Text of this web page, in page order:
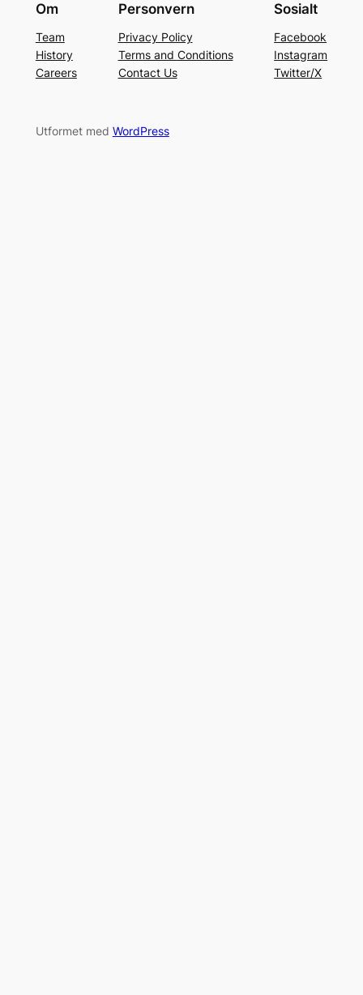
Om
Team
History
Careers
Personvern
Privacy Policy
Terms and Conditions
Contact Us
Sosialt
Facebook
Instagram
Twitter/X
Utformet med WordPress